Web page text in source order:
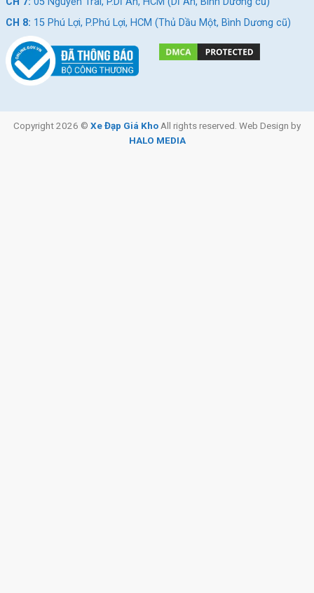
CH 8: 15 Phú Lợi, P.Phú Lợi, HCM (Thủ Dầu Một, Bình Dương cũ)
Copyright 2026 © Xe Đạp Giá Kho All rights reserved. Web Design by
HALO MEDIA